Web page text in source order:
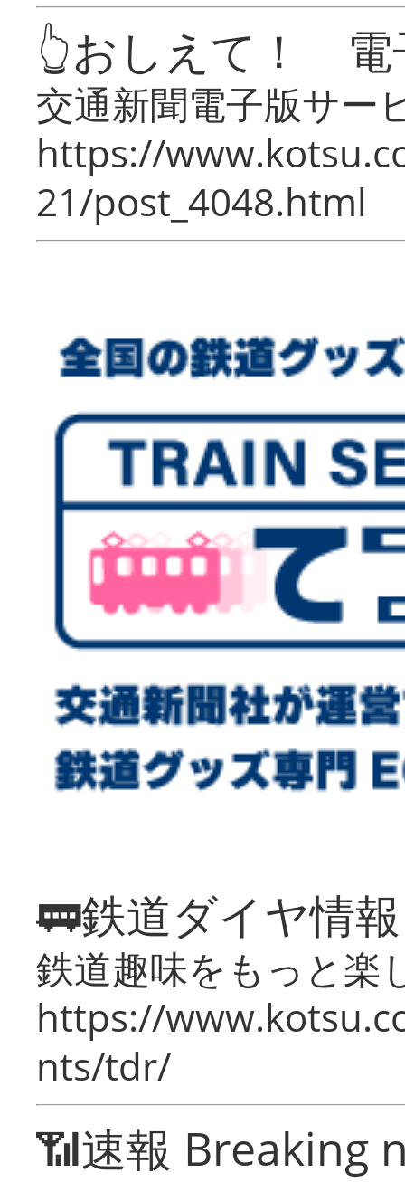
👆おしえて！ 電
交通新聞電子版サー
https://
21/post_4048.html
🚃鉄道ダイヤ情
鉄道趣味をもっと楽
https://
nts/tdr/
📶速報 Breaking